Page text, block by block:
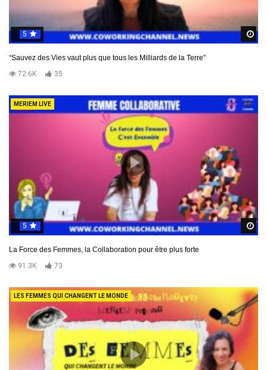
5
“Sauvez des Vies vaut plus que tous les Milliards de la Terre”
72.6K
35
MERIEM LIVE
5
La Force des Femmes, la Collaboration pour être plus forte
91.3K
73
LES FEMMES QUI CHANGENT LE MONDE